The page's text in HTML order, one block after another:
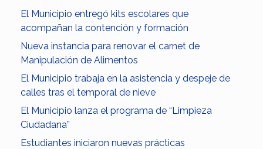
El Municipio entregó kits escolares que
acompañan la contención y formación
Nueva instancia para renovar el carnet de
Manipulación de Alimentos
El Municipio trabaja en la asistencia y despeje de
calles tras el temporal de nieve
El Municipio lanza el programa de “Limpieza
Ciudadana”
Estudiantes iniciaron nuevas prácticas